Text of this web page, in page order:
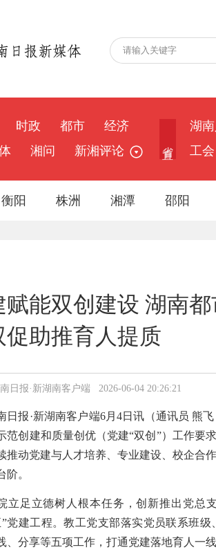
时政 都市
经济
湘问 新湘评论
湖
工会
衡阳 株洲 湘潭 邵阳
赋能双创建设 湖南
促助推育人提质
日报·新湖南客户端 2026-06-04 20:26:21
日报·新湖南客户端6月4日讯（通讯员 熊
范创建和质量创优（党建“双创”）工作要
推动党建与人才培养、专业建设、校企合
阶。
立足立德树人根本任务，创新推出党总
”党建工程。教工党支部落实党员联系班
、分享等五项工作，打通党建落地育人一